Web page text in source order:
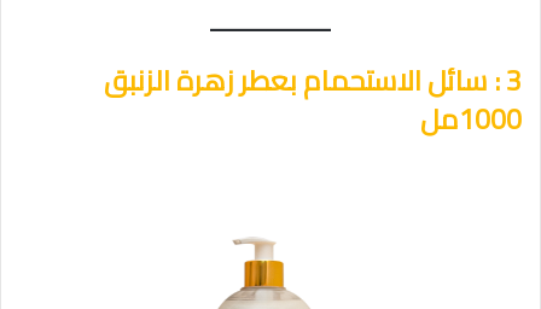
3 : سائل الاستحمام بعطر زهرة الزنبق
1000مل